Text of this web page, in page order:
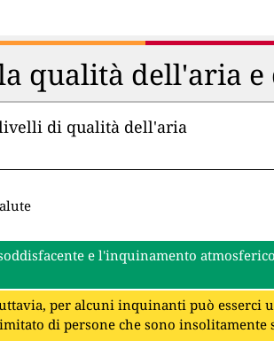
qualità dell'aria
di qualità dell'aria
e l'inquinamento
per alcuni inquinanti può esserci
di persone che sono